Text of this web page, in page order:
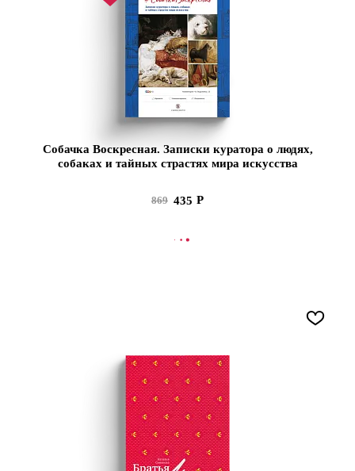
Собачка Воскресная. Записки куратора о людях,
собаках и тайных страстях мира искусства
869 435
В КОРЗИНУ